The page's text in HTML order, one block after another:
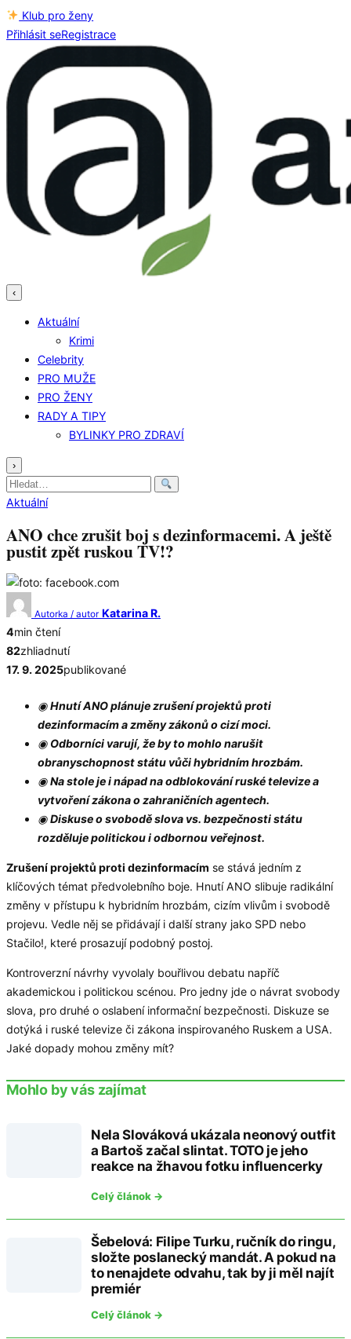
Klub pro ženy
Přihlásit seRegistrace
‹
Aktuální
Krimi
Celebrity
PRO MUŽE
PRO ŽENY
RADY A TIPY
BYLINKY PRO ZDRAVÍ
›
Hledat:
Aktuální
ANO chce zrušit boj s dezinformacemi. A ještě
pustit zpět ruskou TV!?
Autorka / autor Katarina R.
4min čtení
82zhliadnutí
17. 9. 2025publikované
◉Hnutí ANO plánuje zrušení projektů proti
dezinformacím a změny zákonů o cizí moci.
◉ Odborníci varují, že by to mohlo narušit
obranyschopnost státu vůči hybridním hrozbám.
◉Na stole je i nápad na odblokování ruské televize a
vytvoření zákona o zahraničních agentech.
◉Diskuse o svobodě slova vs. bezpečnosti státu
rozděluje politickou i odbornou veřejnost.
Zrušení projektů proti dezinformacím se stává jedním z
klíčových témat předvolebního boje. Hnutí ANO slibuje radikální
změny v přístupu k hybridním hrozbám, cizím vlivům i svobodě
projevu. Vedle něj se přidávají i další strany jako SPD nebo
Stačilo!, které prosazují podobný postoj.
Kontroverzní návrhy vyvolaly bouřlivou debatu napříč
akademickou i politickou scénou. Pro jedny jde o návrat svobody
slova, pro druhé o oslabení informační bezpečnosti. Diskuze se
dotýká i ruské televize či zákona inspirovaného Ruskem a USA.
Jaké dopady mohou změny mít?
Mohlo by vás zajímat
Nela Slováková ukázala neonový outfit
a Bartoš začal slintat. TOTO je jeho
reakce na žhavou fotku influencerky
Celý článok →
Šebelová: Filipe Turku, ručník do ringu,
složte poslanecký mandát. A pokud na
to nenajdete odvahu, tak by ji měl najít
premiér
Celý článok →